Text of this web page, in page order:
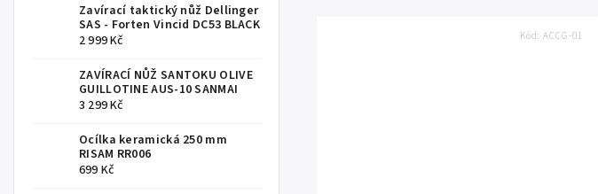
Zavírací taktický nůž Dellinger
SAS - Forten Vincid DC53 BLACK
2 999 Kč
ZAVÍRACÍ NŮŽ SANTOKU OLIVE
GUILLOTINE AUS-10 SANMAI
3 299 Kč
Ocílka keramická 250 mm
RISAM RR006
699 Kč
Kód:ACCG-01